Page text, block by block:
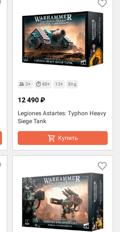
2+ 60+ 12+ Eng
Legiones Astartes: Typhon Heavy
Siege Tank
12 490 ₽
Купить